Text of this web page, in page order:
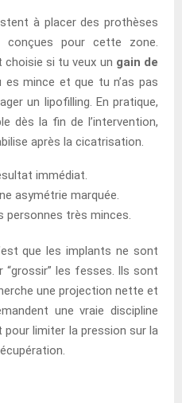
à placer des prothèses
conçues pour cette zone.
si tu veux un gain de
mince et que tu n’as pas
un lipofilling. En pratique,
dès la fin de l’intervention,
après la cicatrisation.
immédiat.
asymétrie marquée.
personnes très minces.
que les implants ne sont
“grossir” les fesses. Ils sont
une projection nette et
une vraie discipline
limiter la pression sur la